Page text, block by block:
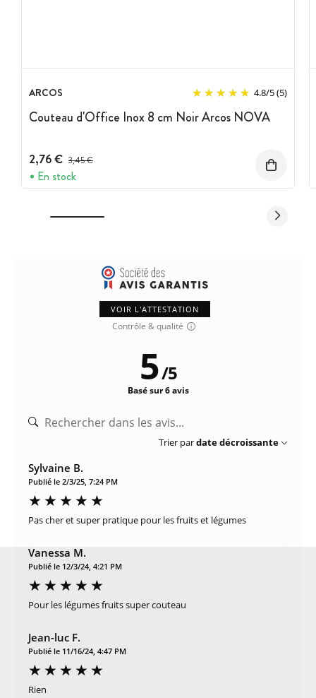
ARCOS 4.8/5(5)
Couteau d'Office Inox 8 cm Noir Arcos NOVA
2,76 € Prix avant réduction :
3,45 €
En stock
VOIR L'ATTESTATION
Contrôle & qualité
5/5
Basé sur 6 avis
Trier pardate décroissante
Sylvaine B.
Publié le 2/3/25, 7:24 PM
Pas cher et super pratique pour les fruits et légumes
Vanessa M.
Publié le 12/3/24, 4:21 PM
Pour les légumes fruits super couteau
Jean-luc F.
Publié le 11/16/24, 4:47 PM
Rien